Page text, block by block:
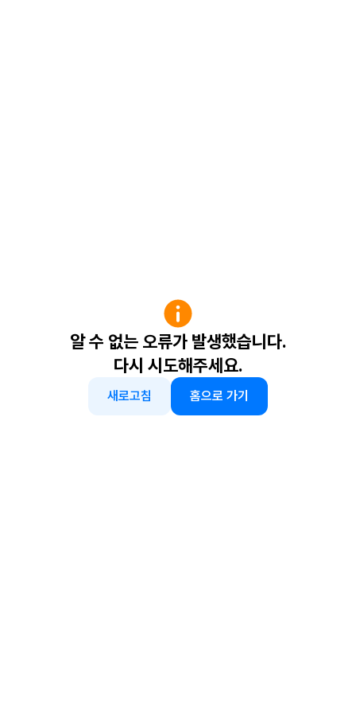
알 수 없는 오류가 발생했습니다.
다시 시도해주세요.
새로고침 홈으로 가기